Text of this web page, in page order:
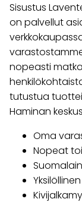
Sisustus
on palvellut
nopeasti
tutustua
Haminan
Oma
Nopeat